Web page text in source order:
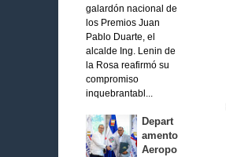
galardón nacional de
los Premios Juan
Pablo Duarte, el
alcalde Ing. Lenin de
la Rosa reafirmó su
compromiso
inquebrantabl...
Depart
amento
Aeropo